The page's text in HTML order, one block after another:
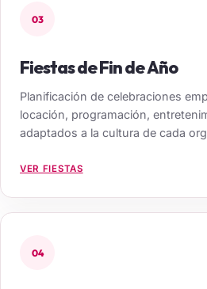
03
Fiestas de Fin de Año
Planificación de celebraciones
locación, programación,
adaptados a la cultura de cada
VER FIESTAS
04